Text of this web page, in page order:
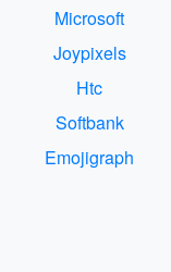
Microsoft
Joypixels
Htc
Softbank
Emojigraph